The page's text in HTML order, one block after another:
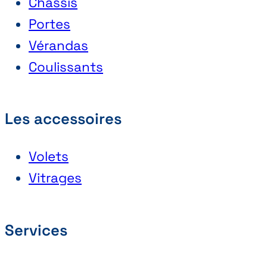
Portes
Vérandas
Coulissants
Les accessoires
Volets
Vitrages
Services